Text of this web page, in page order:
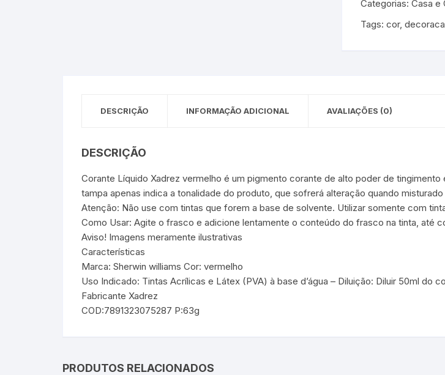
chaveiro
Categorias: Casa e
Tags: cor,
DESCRIÇÃO INFORMAÇÃO ADICIONAL AVALIAÇÕES (0)
DESCRIÇÃO
Corante Líquido Xadrez vermelho é um pigmento corante de alto poder de
tampa apenas indica a tonalidade do produto, que sofrerá alteração quando
Atenção: Não use com tintas que forem a base de solvente. Utilizar somente com
Como Usar: Agite o frasco e adicione lentamente o conteúdo do frasco na tinta, até
Aviso! Imagens meramente ilustrativas
Características
Marca: Sherwin williams Cor: vermelho
Uso Indicado: Tintas Acrílicas e Látex (PVA) à base d’água – Diluição: Diluir 50ml do
Fabricante Xadrez
COD:7891323075287 P:63g
PRODUTOS RELACIONADOS